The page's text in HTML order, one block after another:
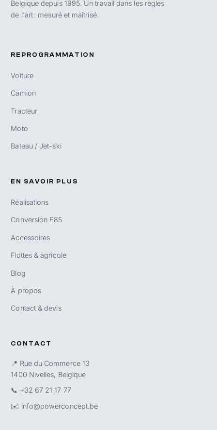
Belgique depuis 1995. Un travail dans les règles
de l'art : mesuré et maîtrisé.
REPROGRAMMATION
Voiture
Camion
Tracteur
Moto
Bateau / Jet-ski
EN SAVOIR PLUS
Réalisations
Conversion E85
Accessoires
Flottes & agricole
Blog
À propos
Contact & devis
CONTACT
📍 Rue du Commerce 13
1400 Nivelles, Belgique
📞 +32 67 21 17 77
✉️ info@powerconcept.be